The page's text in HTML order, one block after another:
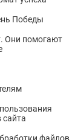
Победы
Они помогают
сайта
файлов